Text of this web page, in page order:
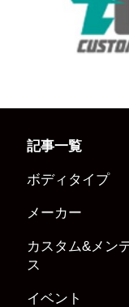
記事一覧
ボディタイプ
メーカー
カスタム&メン
ス
イベント